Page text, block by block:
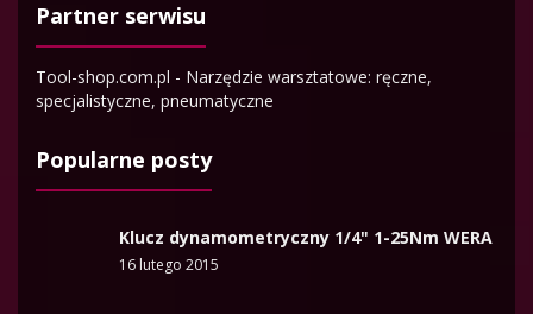
Partner serwisu
Tool-shop.com.pl - Narzędzie warsztatowe: ręczne,
specjalistyczne, pneumatyczne
Popularne posty
Klucz dynamometryczny 1/4" 1-25Nm WERA
16 lutego 2015